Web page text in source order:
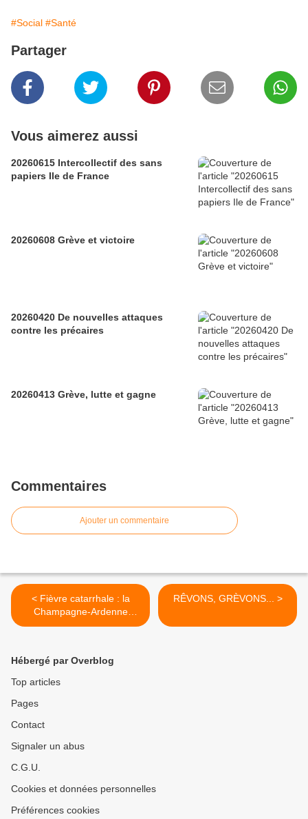
#Social #Santé
Partager
Vous aimerez aussi
20260615 Intercollectif des sans
papiers Ile de France
20260608 Grève et victoire
20260420 De nouvelles attaques
contre les précaires
20260413 Grève, lutte et gagne
Commentaires
Ajouter un commentaire
< Fièvre catarrhale : la
Champagne-Ardenne
classée en zone
RÊVONS, GRÈVONS... >
Hébergé par Overblog
Top articles
Pages
Contact
Signaler un abus
C.G.U.
Cookies et données personnelles
Préférences cookies